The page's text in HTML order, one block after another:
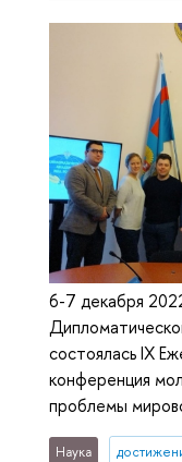
6-7 декабря
состоялась IX
конференция
проблемы
Наука